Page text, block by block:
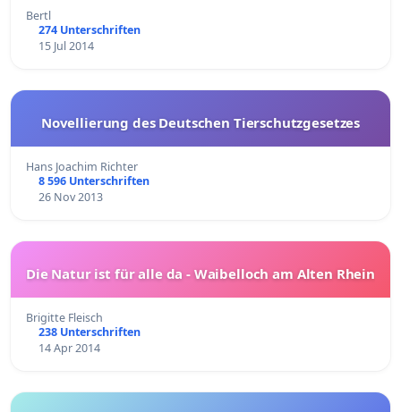
Bertl
274 Unterschriften
15 Jul 2014
Novellierung des Deutschen Tierschutzgesetzes
Hans Joachim Richter
8 596 Unterschriften
26 Nov 2013
Die Natur ist für alle da - Waibelloch am Alten Rhein
Brigitte Fleisch
238 Unterschriften
14 Apr 2014